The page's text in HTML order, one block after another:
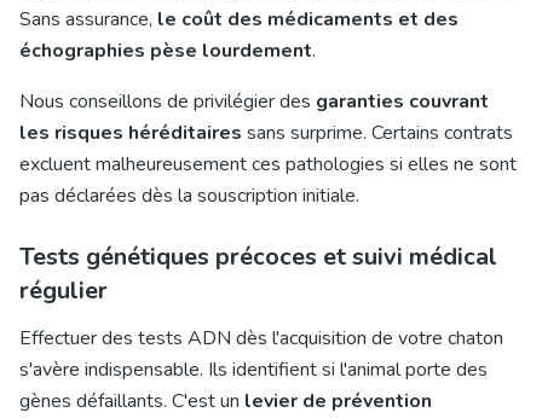
Sans assurance, le coût des médicaments et des
échographies pèse lourdement.
Nous conseillons de privilégier des garanties couvrant
les risques héréditaires sans surprime. Certains contrats
excluent malheureusement ces pathologies si elles ne sont
pas déclarées dès la souscription initiale.
Tests génétiques précoces et suivi médical
régulier
Effectuer des tests ADN dès l'acquisition de votre chaton
s'avère indispensable. Ils identifient si l'animal porte des
gènes défaillants. C'est un levier de prévention